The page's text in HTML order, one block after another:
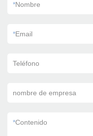
*Nombre
*Email
Teléfono
nombre de empresa
*Contenido